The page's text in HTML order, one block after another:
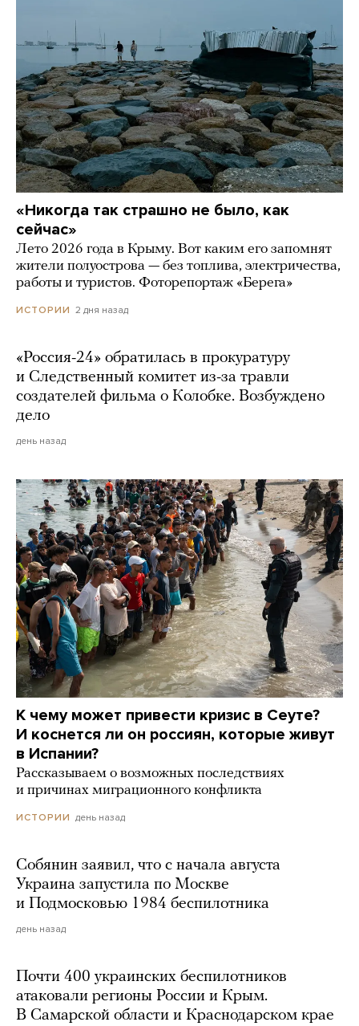
«Никогда так страшно не было, как
сейчас»
Лето 2026 года в Крыму. Вот каким его запомнят
жители полуострова — без топлива, электричества,
работы и туристов. Фоторепортаж «Берега»
ИСТОРИИ 2 дня назад
«Россия-24» обратилась в прокуратуру
и Следственный комитет из-за травли
создателей фильма о Колобке. Возбуждено
дело
день назад
К чему может привести кризис в Сеуте?
И коснется ли он россиян, которые живут
в Испании?
Рассказываем о возможных последствиях
и причинах миграционного конфликта
ИСТОРИИ день назад
Собянин заявил, что с начала августа
Украина запустила по Москве
и Подмосковью 1984 беспилотника
день назад
Почти 400 украинских беспилотников
атаковали регионы России и Крым.
В Самарской области и Краснодарском крае